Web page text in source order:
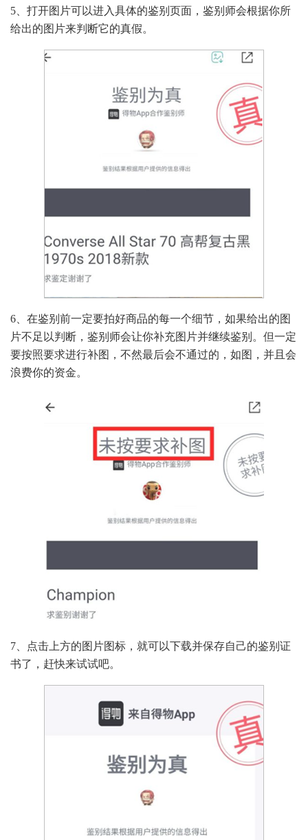
5、打开图片可以进入具体的鉴别页面，鉴别师会根据你所
给出的图片来判断它的真假。
6、在鉴别前一定要拍好商品的每一个细节，如果给出的图
片不足以判断，鉴别师会让你补充图片并继续鉴别。但一定
要按照要求进行补图，不然最后会不通过的，如图，并且会
浪费你的资金。
7、点击上方的图片图标，就可以下载并保存自己的鉴别证
书了，赶快来试试吧。